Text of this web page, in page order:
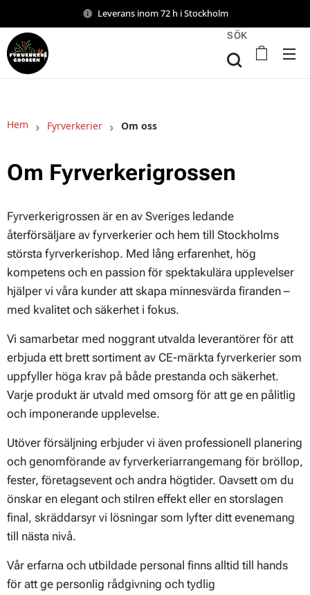
Leverans inom 72 h i Stockholm
SÖK
Hem Fyrverkerier Om oss
Om Fyrverkerigrossen
Fyrverkerigrossen är en av Sveriges ledande
återförsäljare av fyrverkerier och hem till Stockholms
största fyrverkerishop. Med lång erfarenhet, hög
kompetens och en passion för spektakulära upplevelser
hjälper vi våra kunder att skapa minnesvärda firanden –
med kvalitet och säkerhet i fokus.
Vi samarbetar med noggrant utvalda leverantörer för att
erbjuda ett brett sortiment av CE-märkta fyrverkerier som
uppfyller höga krav på både prestanda och säkerhet.
Varje produkt är utvald med omsorg för att ge en pålitlig
och imponerande upplevelse.
Utöver försäljning erbjuder vi även professionell planering
och genomförande av fyrverkeriarrangemang för bröllop,
fester, företagsevent och andra högtider. Oavsett om du
önskar en elegant och stilren effekt eller en storslagen
final, skräddarsyr vi lösningar som lyfter ditt evenemang
till nästa nivå.
Vår erfarna och utbildade personal finns alltid till hands
för att ge personlig rådgivning och tydlig